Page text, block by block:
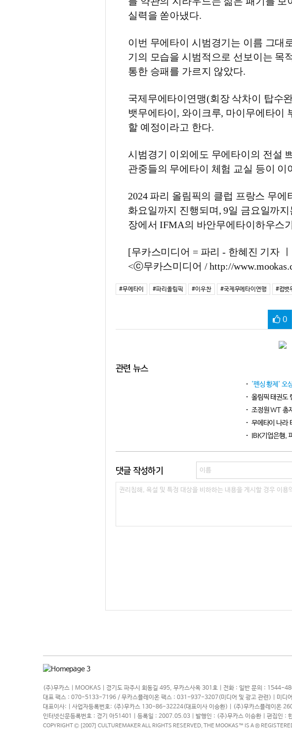
실력을 쏟아냈다.
이번 무에타이 시범경기는 이름 그대
기의 모습을 시범적으로 선보이는 목
통한 승패를 가르지 않았다.
국제무에타이연맹(회장 삭차이 탑수
뱃무에타이, 와이크루, 마이무에타이
할 예정이라고 한다.
시범경기 이외에도 무에타이의 전설
관중들의 무에타이 체험 교실 등이 이
2024 파리 올림픽의 클럽 프랑스 무
화요일까지 진행되며, 9일 금요일까
장에서 IFMA의 바안무에타이하우스
[무카스미디어 = 파리 - 한혜진 기자 ㅣ
<ⓒ무카스미디어 / http://
#무에타이 #파리올림픽 #이우찬 #국제무에타이연맹 #컴뱃
0
관련 뉴스
'펜싱 황제' 오
올림픽 태권도
조정원 WT 총
무에타이 나라
IBK기업은행,
댓글 작성하기
(주)무카스 | MOOKAS | 경기도 파주시 회동길 495, 무카스사옥 301호 | 전화 : 일반 문의 : 1544-
대표 팩스 : 070-5133-7196 / 무카스플레이온 팩스 : 031-937-3207(미디어 및 광고 관련) | 미디
대표이사: | 사업자등록번호: (주)무카스 130-86-32224(대표이사 이승환) | (주)무카스플레이온
인터넷신문등록번호 : 경기 아51401 | 등록일 : 2007.05.03 | 발행인 : (주)무카스 이승환 | 편집인
COPYRIGHT Ⓒ [2007] CULTUREMAKER ALL RIGHTS RESERVED, THE MOOKAS™ IS A ®